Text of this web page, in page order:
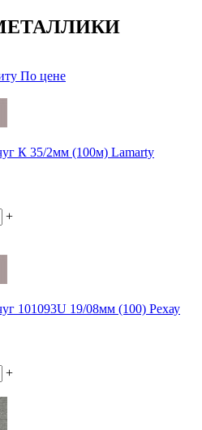
МЕТАЛЛИКИ
По цене
К 35/2мм (100м) Lamarty
+
101093U 19/08мм (100) Рехау
+